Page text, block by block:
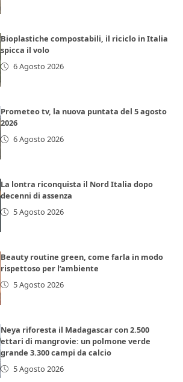
Bioplastiche compostabili, il riciclo in Italia
spicca il volo
6 Agosto 2026
Prometeo tv, la nuova puntata del 5 agosto
2026
6 Agosto 2026
La lontra riconquista il Nord Italia dopo
decenni di assenza
5 Agosto 2026
Beauty routine green, come farla in modo
rispettoso per l’ambiente
5 Agosto 2026
Neya riforesta il Madagascar con 2.500
ettari di mangrovie: un polmone verde
grande 3.300 campi da calcio
5 Agosto 2026